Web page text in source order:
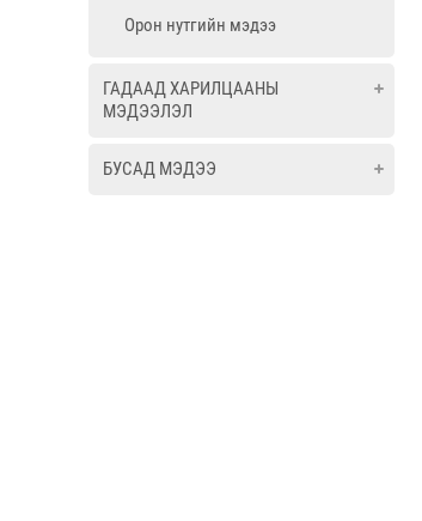
Орон нутгийн мэдээ
ГАДААД ХАРИЛЦААНЫ
МЭДЭЭЛЭЛ
БУСАД МЭДЭЭ